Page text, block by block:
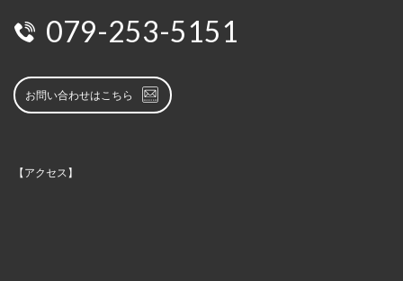
079-253-5151
お問い合わせはこちら
【アクセス】